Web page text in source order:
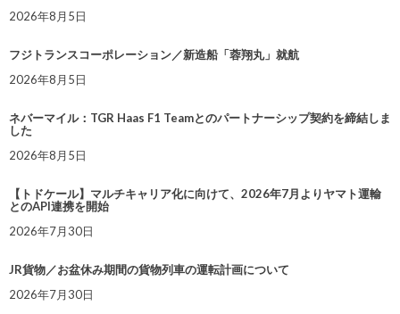
2026年8月5日
フジトランスコーポレーション／新造船「蓉翔丸」就航
2026年8月5日
ネバーマイル：TGR Haas F1 Teamとのパートナーシップ契約を締結しま
した
2026年8月5日
【トドケール】マルチキャリア化に向けて、2026年7月よりヤマト運輸
とのAPI連携を開始
2026年7月30日
JR貨物／お盆休み期間の貨物列車の運転計画について
2026年7月30日